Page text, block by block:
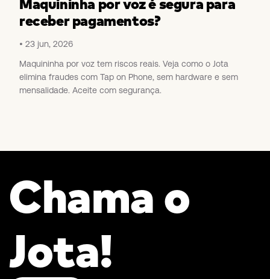
receber pagamentos?
23 jun, 2026
Maquininha por voz tem riscos reais. Veja como o Jota
elimina fraudes com Tap on Phone, sem hardware e sem
mensalidade. Aceite com segurança.
Chama o
Jota!